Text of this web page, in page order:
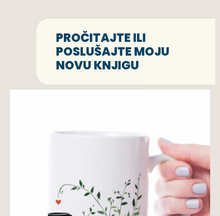
PROČITAJTE ILI
POSLUŠAJTE MOJU
NOVU KNJIGU